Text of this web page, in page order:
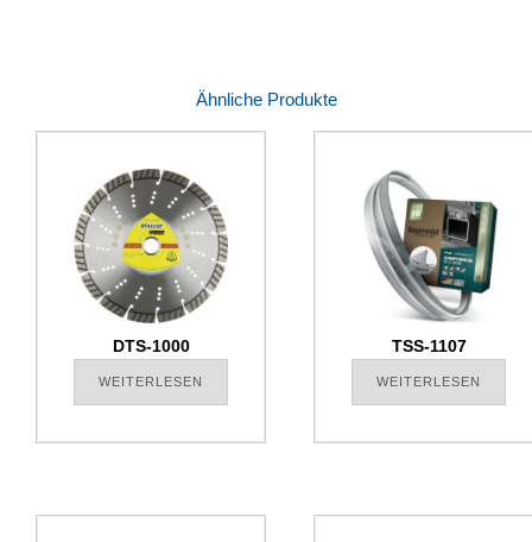
Ähnliche Produkte
DTS-1000
WEITERLESEN
TSS-1107
WEITERLESEN